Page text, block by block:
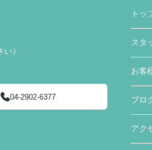
）
04-2902-6377
トッ
スタ
お客
ブロ
アク